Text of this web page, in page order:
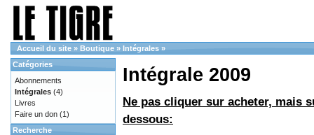
Accueil du site » Boutique » Intégrales »
Intégrale 2009
Ne pas cliquer sur acheter, mais
dessous:
Catégories
Abonnements
Intégrales (4)
Livres
Faire un don (1)
Recherche